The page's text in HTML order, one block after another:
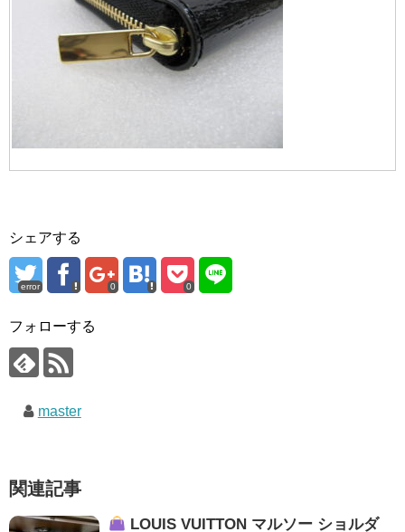
シェアする
error 0 0
フォローする
master
関連記事
LOUIS VUITTON マルソー ショルダ